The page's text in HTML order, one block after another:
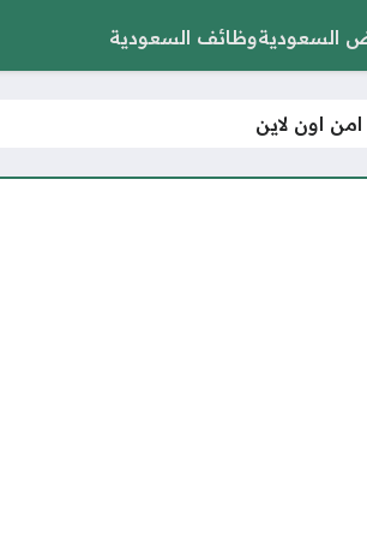
السعوديةوظائف السعودية
امن اون لاين